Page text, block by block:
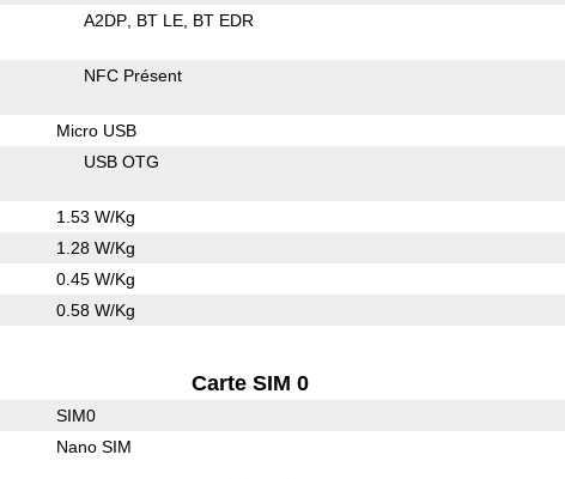
A2DP BT LE BT EDR
NFC Présent
Micro USB
USB OTG
1.53 W/Kg
1.28 W/Kg
0.45 W/Kg
0.58 W/Kg
Carte SIM 0
SIM0
Nano SIM